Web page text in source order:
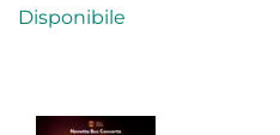
Disponibile